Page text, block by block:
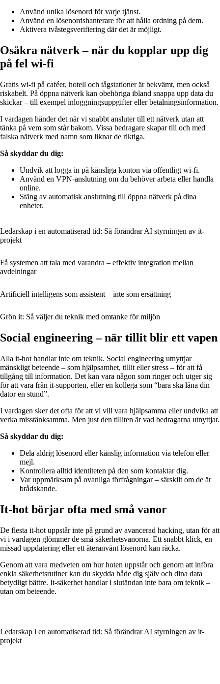
Använd unika lösenord för varje tjänst.
Använd en lösenordshanterare för att hålla ordning på dem.
Aktivera tvåstegsverifiering där det är möjligt.
Osäkra nätverk – när du kopplar upp dig
på fel wi-fi
Gratis wi-fi på caféer, hotell och tågstationer är bekvämt, men också
riskabelt. På öppna nätverk kan obehöriga ibland snappa upp data du
skickar – till exempel inloggningsuppgifter eller betalningsinformation.
I vardagen händer det när vi snabbt ansluter till ett nätverk utan att
tänka på vem som står bakom. Vissa bedragare skapar till och med
falska nätverk med namn som liknar de riktiga.
Så skyddar du dig:
Undvik att logga in på känsliga konton via offentligt wi-fi.
Använd en VPN-anslutning om du behöver arbeta eller handla
online.
Stäng av automatisk anslutning till öppna nätverk på dina
enheter.
Ledarskap i en automatiserad tid: Så förändrar AI styrningen av it-
projekt
Få systemen att tala med varandra – effektiv integration mellan
avdelningar
Artificiell intelligens som assistent – inte som ersättning
Grön it: Så väljer du teknik med omtanke för miljön
Social engineering – när tillit blir ett vapen
Alla it-hot handlar inte om teknik. Social engineering utnyttjar
mänskligt beteende – som hjälpsamhet, tillit eller stress – för att få
tillgång till information. Det kan vara någon som ringer och utger sig
för att vara från it-supporten, eller en kollega som “bara ska låna din
dator en stund”.
I vardagen sker det ofta för att vi vill vara hjälpsamma eller undvika att
verka misstänksamma. Men just den tilliten är vad bedragarna utnyttjar.
Så skyddar du dig:
Dela aldrig lösenord eller känslig information via telefon eller
mejl.
Kontrollera alltid identiteten på den som kontaktar dig.
Var uppmärksam på ovanliga förfrågningar – särskilt om de är
brådskande.
It-hot börjar ofta med små vanor
De flesta it-hot uppstår inte på grund av avancerad hacking, utan för att
vi i vardagen glömmer de små säkerhetsvanorna. Ett snabbt klick, en
missad uppdatering eller ett återanvänt lösenord kan räcka.
Genom att vara medveten om hur hoten uppstår och genom att införa
enkla säkerhetsrutiner kan du skydda både dig själv och dina data
betydligt bättre. It-säkerhet handlar i slutändan inte bara om teknik –
utan om beteende.
Ledarskap i en automatiserad tid: Så förändrar AI styrningen av it-
projekt